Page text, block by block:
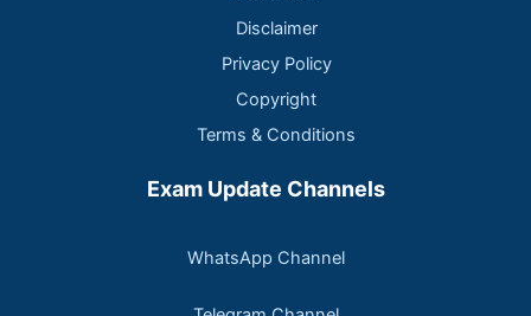
Disclaimer
Privacy Policy
Copyright
Terms & Conditions
Exam Update Channels
WhatsApp Channel